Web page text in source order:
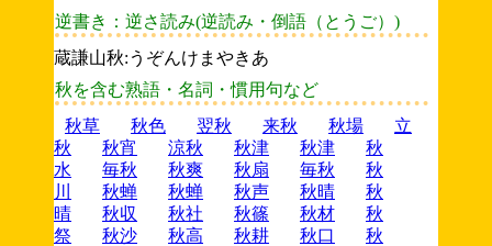
逆書き：逆さ読み(逆読み・倒語（とうご）)
蔵謙山秋:うぞんけまやきあ
秋を含む熟語・名詞・慣用句など
秋草
秋色 翌秋 来秋 秋場
立
秋
秋宵 涼秋 秋津 秋津
秋
水
毎秋 秋爽 秋扇 毎秋
秋
川
秋蝉 秋蝉 秋声 秋晴
秋
晴
秋収 秋社 秋篠 秋材
秋
祭
秋沙 秋高 秋耕 秋口
秋